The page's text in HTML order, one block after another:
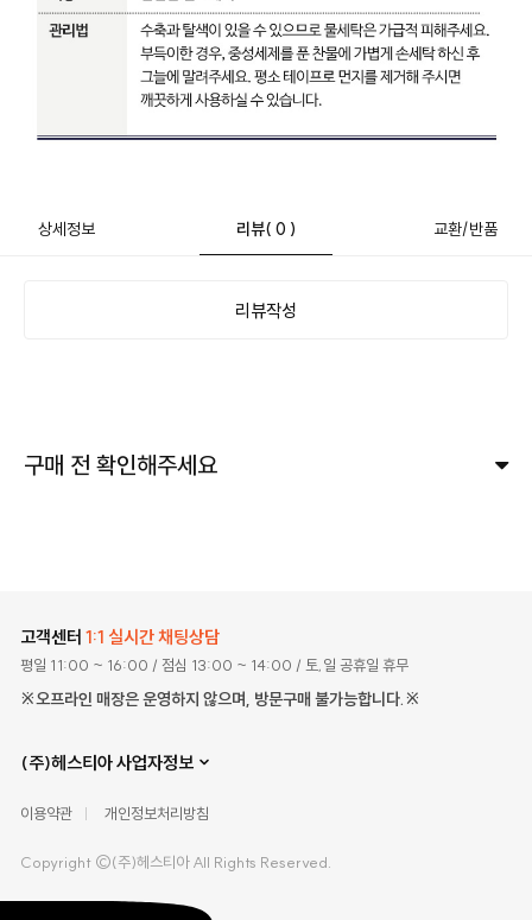
상세정보 리뷰( 0 ) 교환/반품
리뷰작성
구매 전 확인해주세요
고객센터 1:1 실시간 채팅상담
평일 11:00 ~ 16:00 / 점심 13:00 ~ 14:00 / 토,일 공휴일 휴무
※오프라인 매장은 운영하지 않으며, 방문구매 불가능합니다.※
(주)헤스티아 사업자정보
이용약관 개인정보처리방침
Copyright ©(주)헤스티아 All Rights Reserved.